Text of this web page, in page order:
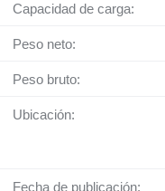
Capacidad de carga:
Peso neto:
Peso bruto:
Ubicación:
Fecha de publicación: